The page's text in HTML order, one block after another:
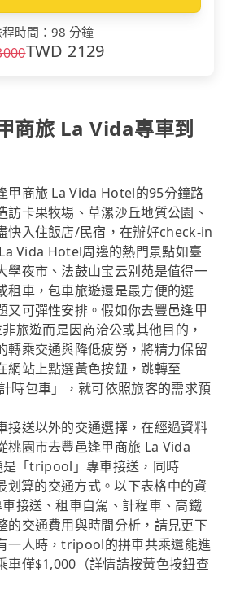
時間 ： 98 分鐘
TWD 2129
商旅 La Vida專車到
甲商旅 La Vida Hotel的95分鐘路
訪卡果牧場、草漯沙丘地質公園、
快入住飯店/民宿，在辦好check-in
Vida Hotel周邊的熱門景點如臺
學夜市、法鼓山宝云别苑是值得一
租車，包車旅遊還是最方便的選
又可彈性安排。假如你去豐邑逢甲
旅遊而是因商洽公或其他目的，
轉乘交通與降低疲勞，將精力保留
網站上點選黃色按鈕，跳轉至
時包車」，就可依照旅客的需求預
接送以外的交通選擇，在經過資料
桃園市去豐邑逢甲商旅 La Vida
「tripool」專車接送，同時
算的交通方式。以下表格中的資
接送、租車自駕、計程車、高鐵
的交通費用與時間分析，請見更下
一人時，tripool的拼車共乘還能進
車僅$1,000（詳情請按黃色按鈕查